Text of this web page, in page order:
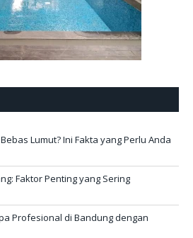
Lumut? Ini Fakta yang Perlu Anda
Faktor Penting yang Sering
Profesional di Bandung dengan